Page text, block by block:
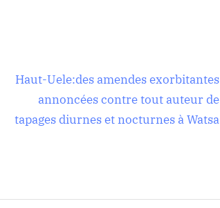
N
x
s
Haut-Uele:des amendes exorbitantes
annoncées contre tout auteur de
tapages diurnes et nocturnes à Watsa